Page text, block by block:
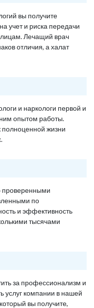
вы получите
учет и риска передачи
Лечащий врач
отличия, а халат
и наркологи первой и
опытом работы.
полноценной жизни
проверенными
по
и эффективность
тысячами
за профессионализм и
услуг компании в нашей
вы получите,